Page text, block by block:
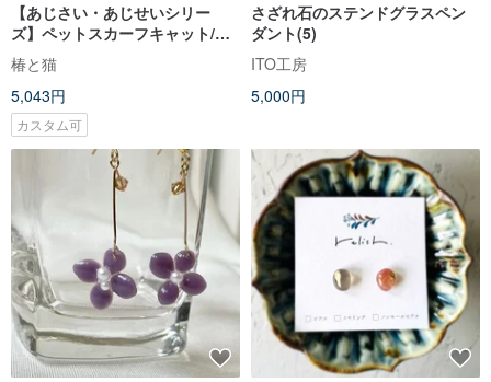
【あじさい・あじせいシリー
ズ】ペットスカーフキャット/ド
ッグフラワーフローラルクロス
フラワーピンク
椿と猫
5,043円
カスタム可
さざれ石のステンドグラスペン
ダント(5)
ITO工房
5,000円